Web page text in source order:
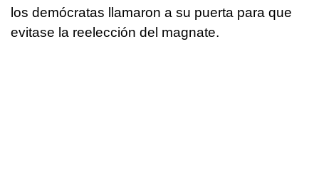
los demócratas llamaron a su puerta para que
evitase la reelección del magnate.